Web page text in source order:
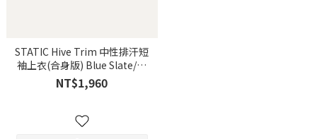
STATIC Hive Trim 中性排汗短
袖上衣(合身版) Blue Slate/藍
岩灰 85g
NT$1,960